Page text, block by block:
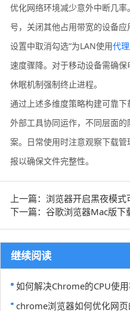
优化网络环境减少意外中断几
号，关闭其他占用带宽的设备
设置中取消勾选“为LAN使用代
速度骤降。对于移动设备需确
休眠机制强制终止进程。
通过上述多维度策略构建可靠
外部工具协同运作，不同层面
案。日常使用时注意观察下载
报以确保文件完整性。
下一篇：谷歌浏览器Mac版下
继续阅读
如何解决Chrome的CPU使
chrome浏览器如何优化网